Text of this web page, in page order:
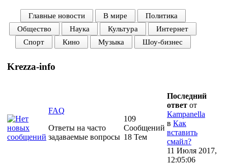
Главные новости В мире
Политика
Общество
Наука Культура
Интернет
Спорт
Кино Музыка Шоу-бизнес
Krezza-info
FAQ
Ответы на часто
задаваемые вопросы
109
Сообщений
18 Тем
Последний
ответ от
Кampanella
в Как
вставить
смайл?
11 Июля 2017,
12:05:06